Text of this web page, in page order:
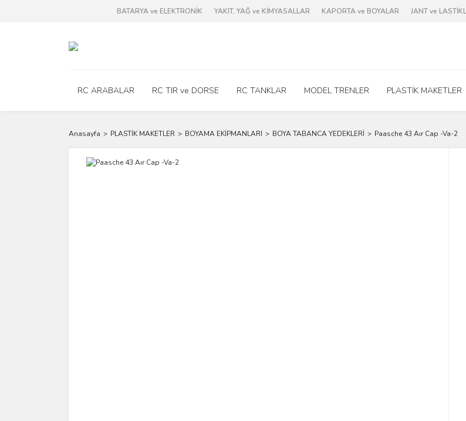
BATARYA ve ELEKTRONİK YAKIT, YAĞ ve KİMYASALLAR KAPORTA ve BOYALAR JANT ve
RC ARABALAR RC TIR ve DORSE RC TANKLAR MODEL TRENLER PLASTİK MAKETLER
Anasayfa PLASTİK MAKETLER BOYAMA EKİPMANLARI BOYA TABANCA YEDEKLERİ Paasche 43 Aır Cap -Va-2